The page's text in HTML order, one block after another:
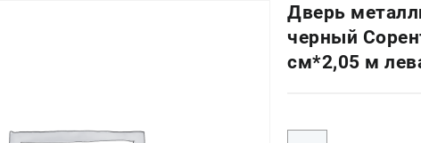
Дверь
черный
см*2,05 м